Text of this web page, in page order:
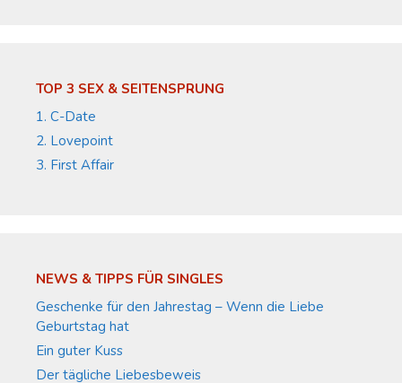
TOP 3 SEX & SEITENSPRUNG
1. C-Date
2. Lovepoint
3. First Affair
NEWS & TIPPS FÜR SINGLES
Geschenke für den Jahrestag – Wenn die Liebe
Geburtstag hat
Ein guter Kuss
Der tägliche Liebesbeweis